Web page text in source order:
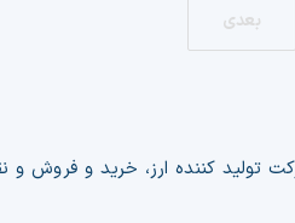
بعدی
تولید کننده ارز، خرید و فروش و